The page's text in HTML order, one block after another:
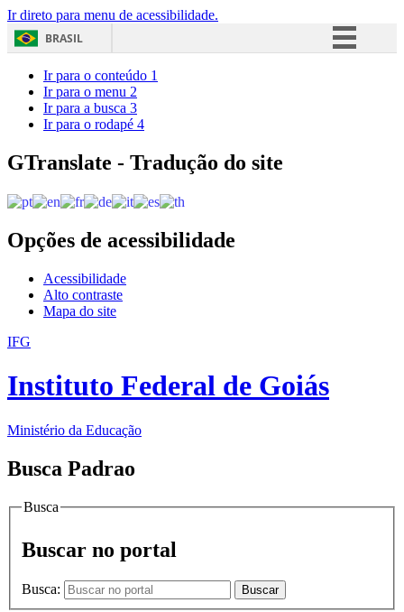
Ir direto para menu de acessibilidade.
BRASIL
Acesso à informação
Ir para o conteúdo 1
Ir para o menu 2
Ir para a busca 3
Ir para o rodapé 4
GTranslate - Tradução do site
Opções de acessibilidade
Acessibilidade
Alto contraste
Mapa do site
IFG
Instituto Federal de Goiás
Ministério da Educação
Busca Padrao
Busca
Buscar no portal
Busca: Buscar